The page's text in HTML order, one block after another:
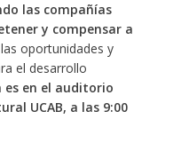
las compañías
y compensar a
oportunidades y
el desarrollo
es en el auditorio
UCAB, a las 9:00